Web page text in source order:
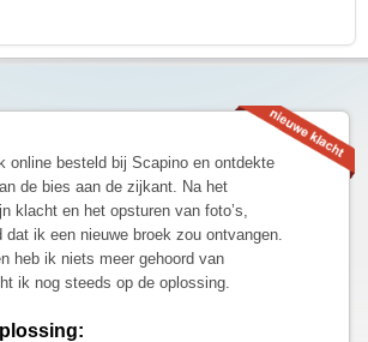
online besteld bij Scapino en ontdekte
de bies aan de zijkant. Na het
klacht en het opsturen van foto’s,
dat ik een nieuwe broek zou ontvangen.
heb ik niets meer gehoord van
ik nog steeds op de oplossing.